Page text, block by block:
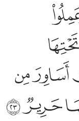
تجري من تحتها
جَنَّـٰتٍۢ تَجْرِى مِن
ﳆ
ﳋﳌ
ﳒﳓ